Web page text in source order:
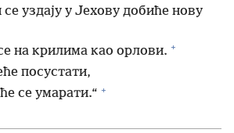
се уздају у Јехову добиће нову
на крилима као орлови. +
посустати,
се умарати.“ +